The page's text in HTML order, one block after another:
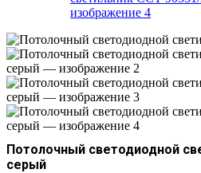
Потолочный светодиодной
серый